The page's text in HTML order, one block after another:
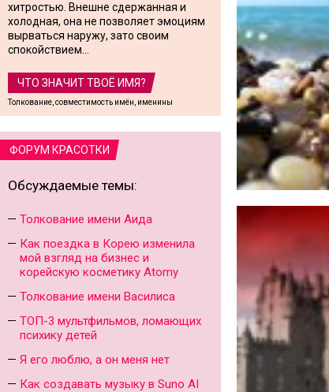
хитростью. Внешне сдержанная и
холодная, она не позволяет эмоциям
вырваться наружу, зато своим
спокойствием...
ЧТО ЗНАЧИТ ТВОЁ ИМЯ?
Толкование, совместимость имён, именины
ФОРУМ КРАСОТКИ
Обсуждаемые темы:
Толкование имени Аида
Как поездка в Корею изменила
мой взгляд на бизнес и
корейскую косметику Atomy
Толкование имени Василиса
ТОП-3 мультфильмов, ломающих
психику детей
Я его люблю, а он меня нет
Как создавать музыку в Suno AI